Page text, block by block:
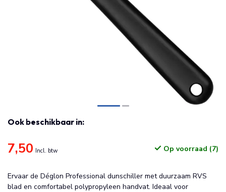
Ook beschikbaar in:
7,50 Incl. btw Op voorraad (7)
Ervaar de Déglon Professional dunschiller met duurzaam RVS
blad en comfortabel polypropyleen handvat. Ideaal voor